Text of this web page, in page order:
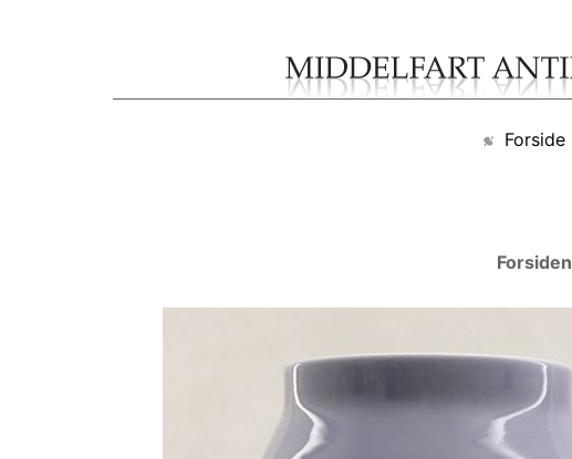
Forside
Forsiden